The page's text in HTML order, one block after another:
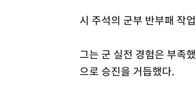
시 주석의 군부 반부패 작
그는 군 실전 경험은 부족
으로 승진을 거듭했다.